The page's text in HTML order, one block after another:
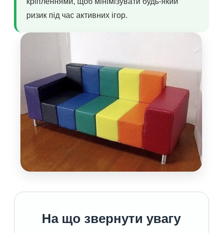
ризик під час активних ігор.
На що звернути увагу